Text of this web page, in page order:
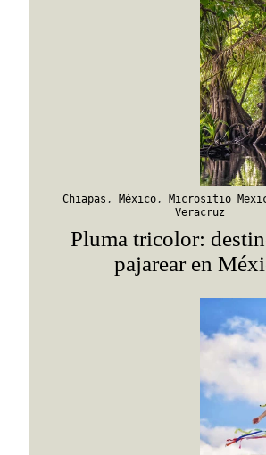
Chiapas , México , Micrositio
Veracruz
Pluma tricolor:
pajarear en